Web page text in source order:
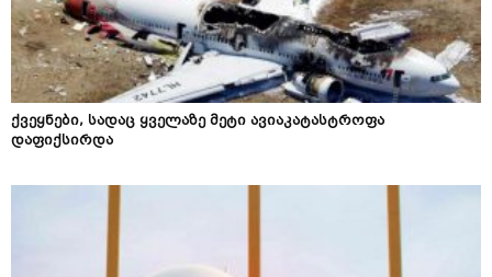
ქვეყნები, სადაც ყველაზე მეტი ავიაკატასტროფა
დაფიქსირდა